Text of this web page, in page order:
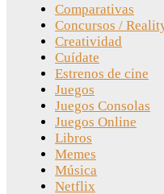
Comparativas
Concursos /
Creatividad
Cuídate
Estrenos de cine
Juegos
Juegos Consolas
Juegos Online
Libros
Memes
Música
Netflix